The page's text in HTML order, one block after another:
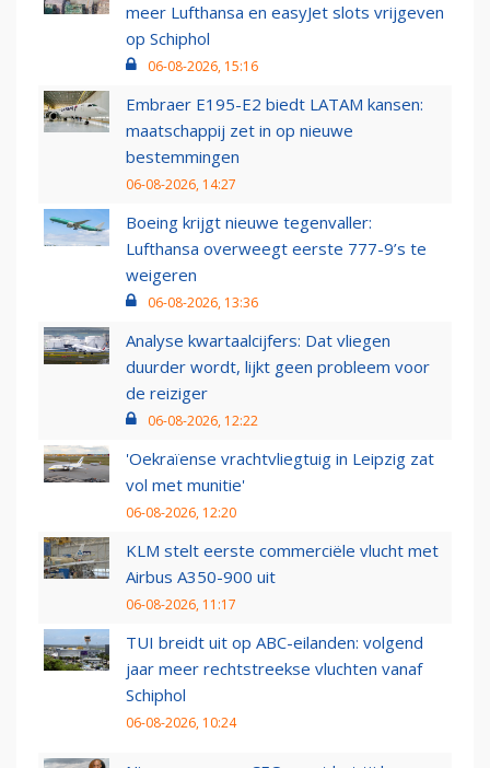
meer Lufthansa en easyJet slots vrijgeven
op Schiphol
06-08-2026, 15:16
Embraer E195-E2 biedt LATAM kansen:
maatschappij zet in op nieuwe
bestemmingen
06-08-2026, 14:27
Boeing krijgt nieuwe tegenvaller:
Lufthansa overweegt eerste 777-9’s te
weigeren
06-08-2026, 13:36
Analyse kwartaalcijfers: Dat vliegen
duurder wordt, lijkt geen probleem voor
de reiziger
06-08-2026, 12:22
'Oekraïense vrachtvliegtuig in Leipzig zat
vol met munitie'
06-08-2026, 12:20
KLM stelt eerste commerciële vlucht met
Airbus A350-900 uit
06-08-2026, 11:17
TUI breidt uit op ABC-eilanden: volgend
jaar meer rechtstreekse vluchten vanaf
Schiphol
06-08-2026, 10:24